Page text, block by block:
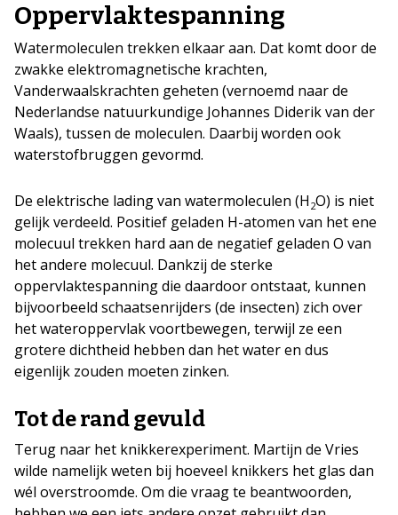
Oppervlaktespanning
Watermoleculen trekken elkaar aan. Dat komt door de
zwakke elektromagnetische krachten,
Vanderwaalskrachten geheten (vernoemd naar de
Nederlandse natuurkundige Johannes Diderik van der
Waals), tussen de moleculen. Daarbij worden ook
waterstofbruggen gevormd.
De elektrische lading van watermoleculen (H 2O) is niet
gelijk verdeeld. Positief geladen H-atomen van het ene
molecuul trekken hard aan de negatief geladen O van
het andere molecuul. Dankzij de sterke
oppervlaktespanning die daardoor ontstaat, kunnen
bijvoorbeeld schaatsenrijders (de insecten) zich over
het wateroppervlak voortbewegen, terwijl ze een
grotere dichtheid hebben dan het water en dus
eigenlijk zouden moeten zinken.
Tot de rand gevuld
Terug naar het knikkerexperiment. Martijn de Vries
wilde namelijk weten bij hoeveel knikkers het glas dan
wél overstroomde. Om die vraag te beantwoorden,